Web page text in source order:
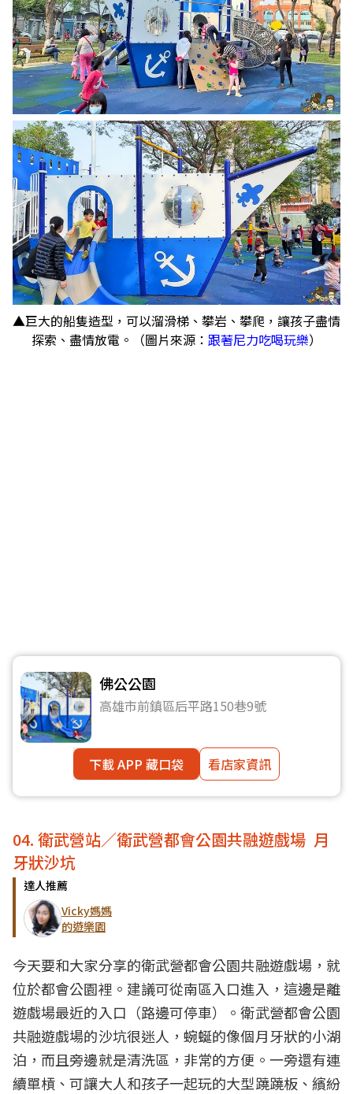
▲巨大的船隻造型，可以溜滑梯、攀岩、攀爬，讓孩子盡情
探索、盡情放電。（圖片來源： 跟著尼力吃喝玩樂）
佛公公園
高雄市前鎮區后平路150巷9號
下載 APP 藏口袋 看店家資訊
04. 衛武營站／衛武營都會公園共融遊戲場 月
牙狀沙坑
達人推薦
Vicky媽媽
的遊樂園
今天要和大家分享的衛武營都會公園共融遊戲場，就
位於都會公園裡。建議可從南區入口進入，這邊是離
遊戲場最近的入口（路邊可停車）。衛武營都會公園
共融遊戲場的沙坑很迷人，蜿蜒的像個月牙狀的小湖
泊，而且旁邊就是清洗區，非常的方便。一旁還有連
續單槓、可讓大人和孩子一起玩的大型蹺蹺板、繽紛